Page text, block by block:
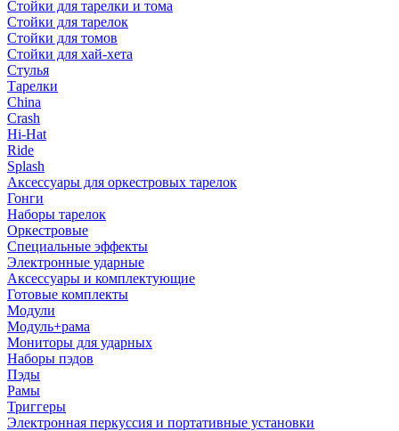
Стойки для тарелки и тома
Стойки для тарелок
Стойки для томов
Стойки для хай-хета
Стулья
Тарелки
China
Crash
Hi-Hat
Ride
Splash
Аксессуары для оркестровых тарелок
Гонги
Наборы тарелок
Оркестровые
Специальные эффекты
Электронные ударные
Аксессуары и комплектующие
Готовые комплекты
Модули
Модуль+рама
Мониторы для ударных
Наборы пэдов
Пэды
Рамы
Триггеры
Электронная перкуссия и портативные установки